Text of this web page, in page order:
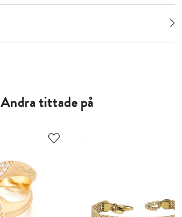
Andra tittade på